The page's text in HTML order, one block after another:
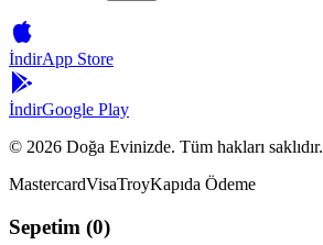
İndirApp Store
İndirGoogle Play
© 2026 Doğa Evinizde. Tüm hakları saklıdır.
MastercardVisaTroyKapıda Ödeme
Sepetim (0)